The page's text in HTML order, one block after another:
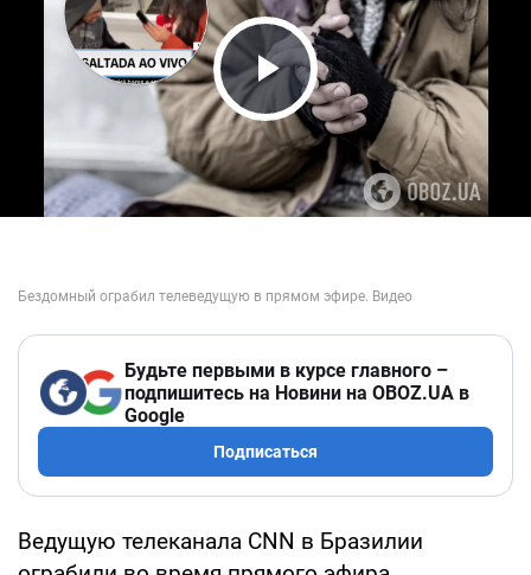
Play Video
Будьте первыми в курсе главного –
подпишитесь на Новини на OBOZ.UA в
Google
Подписаться
Ведущую телеканала CNN в Бразилии